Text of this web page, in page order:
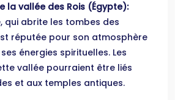
la vallée des Rois (Égypte):
qui abrite les tombes des
réputée pour son atmosphère
énergies spirituelles. Les
vallée pourraient être liés
et aux temples antiques.